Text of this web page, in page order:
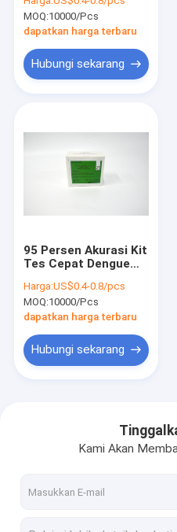
Produk
Tentang kita
Kit Tes Cepat Antigen
Kit Tes Cepat Antibodi
Penganalisis Tes HbA1c
Reagen Penganalisis
25 Tes Untuk
Penggunaan
Profesional
MOQ:10000/Pcs
dapatkan harga terbaru
Hubungi sekarang
95 Persen Akurasi Kit
Tes Cepat Dengue
Imunokromatografi
Harga:US$0.4-0.8/pcs
MOQ:10000/Pcs
dapatkan harga terbaru
Hubungi sekarang
Kami Akan